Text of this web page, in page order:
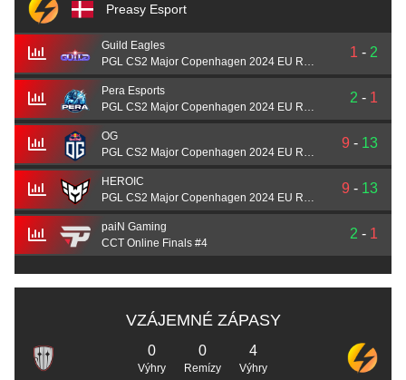
Preasy Esport
Guild Eagles
PGL CS2 Major Copenhagen 2024 EU RMR B
1 - 2
Pera Esports
PGL CS2 Major Copenhagen 2024 EU RMR B
2 - 1
OG
PGL CS2 Major Copenhagen 2024 EU RMR B
9 - 13
HEROIC
9 - 13
paiN Gaming
CCT Online Finals #4
2 - 1
VZÁJEMNÉ ZÁPASY
0
Výhry
0
Remízy
4
Výhry